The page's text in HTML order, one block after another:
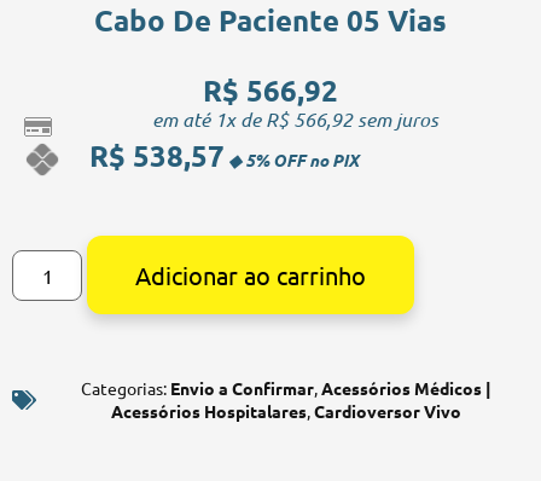
Cabo De Paciente 05 Vias
R$ 566,92
em até 1x deR$566,92sem juros
R$ 538,57
Adicionar ao carrinho
Alternative:
Categorias: Envio a Confirmar,Acessórios Médicos |
Acessórios Hospitalares,Cardioversor Vivo